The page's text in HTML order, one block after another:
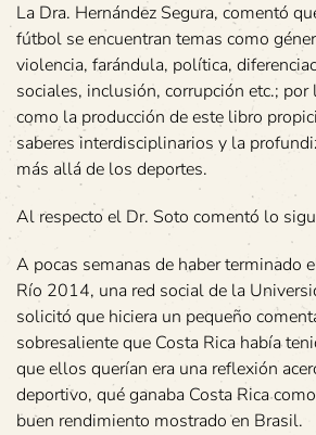
La Dra. Hernández Segura, comentó
fútbol se encuentran temas como
violencia, farándula, política,
sociales, inclusión, corrupción etc.;
como la producción de este libro
saberes interdisciplinarios y la
más allá de los deportes.
Al respecto el Dr. Soto comentó lo
A pocas semanas de haber terminado
Río 2014, una red social de la
solicitó que hiciera un pequeño
sobresaliente que Costa Rica había
que ellos querían era una reflexión
deportivo, qué ganaba Costa Rica
buen rendimiento mostrado en Brasil.